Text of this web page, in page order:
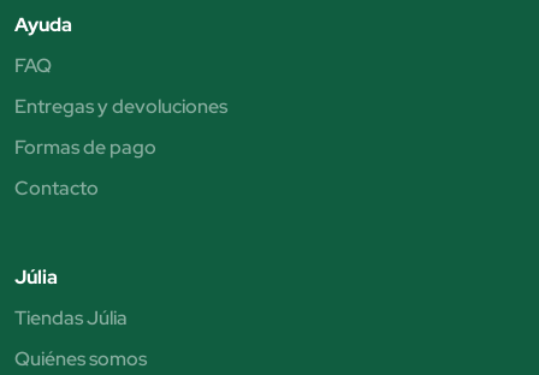
Ayuda
FAQ
Entregas y devoluciones
Formas de pago
Contacto
Júlia
Tiendas Júlia
Quiénes somos